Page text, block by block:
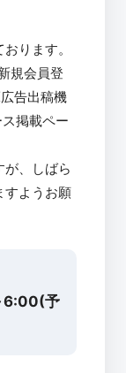
ります。
規会員登
告出稿機
掲載ペー
が、しばら
すようお願
6:00(予